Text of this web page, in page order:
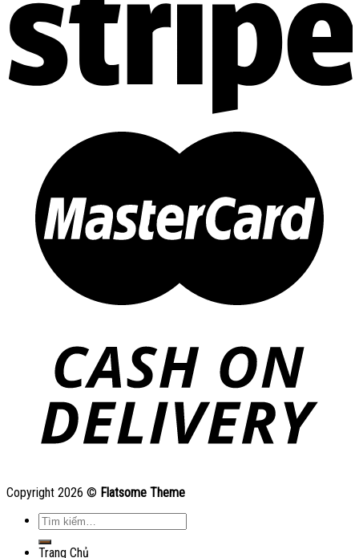
Copyright 2026 © Flatsome Theme
Tìm
kiếm:
Trang Chủ